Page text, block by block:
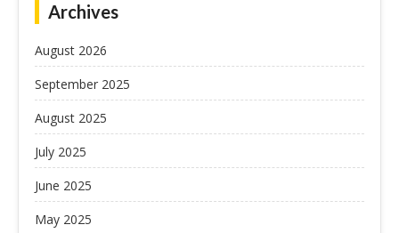
Archives
August 2026
September 2025
August 2025
July 2025
June 2025
May 2025